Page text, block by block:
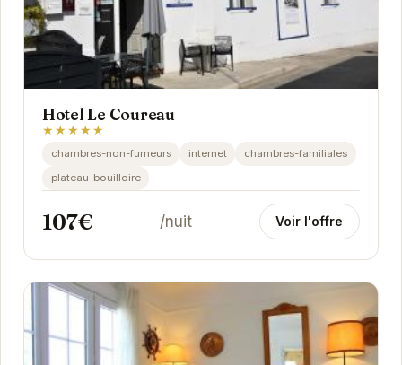
Hotel Le Coureau
★★★★★
chambres-non-fumeurs internet
chambres-familiales
plateau-bouilloire
107€ /nuit Voir l'offre